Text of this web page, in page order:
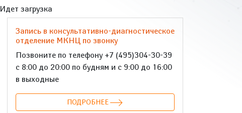
Идет загрузка
Запись в консультативно-диагностическое
отделение МКНЦ по звонку
Позвоните по телефону +7 (495)304-30-39
с 8:00 до 20:00 по будням и с 9:00 до 16:00
в выходные
ПОДРОБНЕЕ